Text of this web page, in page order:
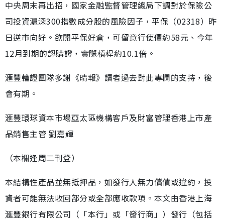
中央周末再出招，國家金融監督管理總局下調對於保險公
司投資滬深300指數成分股的風險因子，平保（02318）昨
日逆市向好。欲開平保好倉，可留意行使價約58元、今年
12月到期的認購證，實際槓桿約10.1倍。
滙豐輪證團隊多謝《晴報》讀者過去對此專欄的支持，後
會有期。
滙豐環球資本市場亞太區機構客戶及財富管理香港上市產
品銷售主管 劉嘉輝
（本欄逢周二刊登）
本結構性產品並無抵押品，如發行人無力償債或違約，投
資者可能無法收回部分或全部應收款項。本文由香港上海
滙豐銀行有限公司（「本行」或「發行商」）發行（包括